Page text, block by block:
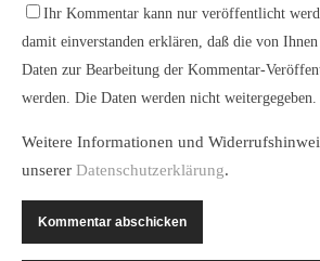
Ihr Kommentar kann nur veröffentlicht
damit einverstanden erklären, daß die von
Daten zur Bearbeitung der Kommentar-
werden. Die Daten werden nicht weitergegeben.
Weitere Informationen und
unserer Datenschutzerklärung.